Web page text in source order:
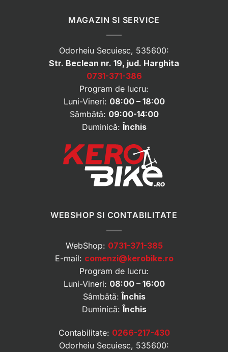
MAGAZIN SI SERVICE
Odorheiu Secuiesc, 535600:
Str. Beclean nr. 19, jud. Harghita
0731-371-386
Program de lucru:
Luni-Vineri: 08:00 – 18:00
Sâmbătă: 09:00-14:00
Duminică:Închis
WEBSHOP SI CONTABILITATE
WebShop: 0731-371-385
E-mail: comenzi@kerobike.ro
Program de lucru:
Luni-Vineri: 08:00 – 16:00
Sâmbătă: Închis
Duminică: Închis
Contabilitate: 0266-217-430
Odorheiu Secuiesc, 535600: